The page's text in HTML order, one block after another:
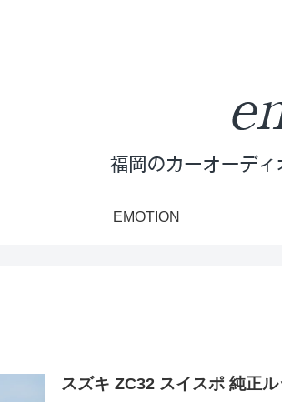
EMOTION
スズキ ZC32 スイスポ 純正